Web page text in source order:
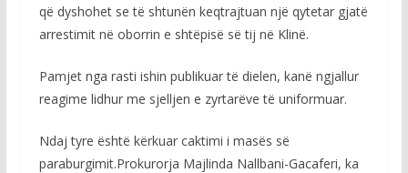
që dyshohet se të shtunën keqtrajtuan një qytetar gjatë
arrestimit në oborrin e shtëpisë së tij në Klinë.
Pamjet nga rasti ishin publikuar të dielen, kanë ngjallur
reagime lidhur me sjelljen e zyrtarëve të uniformuar.
Ndaj tyre është kërkuar caktimi i masës së
paraburgimit.Prokurorja Majlinda Nallbani-Gacaferi, ka